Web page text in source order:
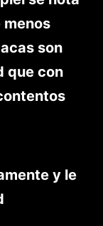
son
que con
y le